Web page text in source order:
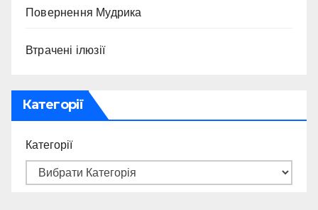
Повернення Мудрика
Втрачені ілюзії
Категорії
Категорії